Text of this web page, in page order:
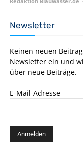
Newsletter
Keinen neuen
Newsletter ein und
über neue Beiträge.
E-Mail-Adresse